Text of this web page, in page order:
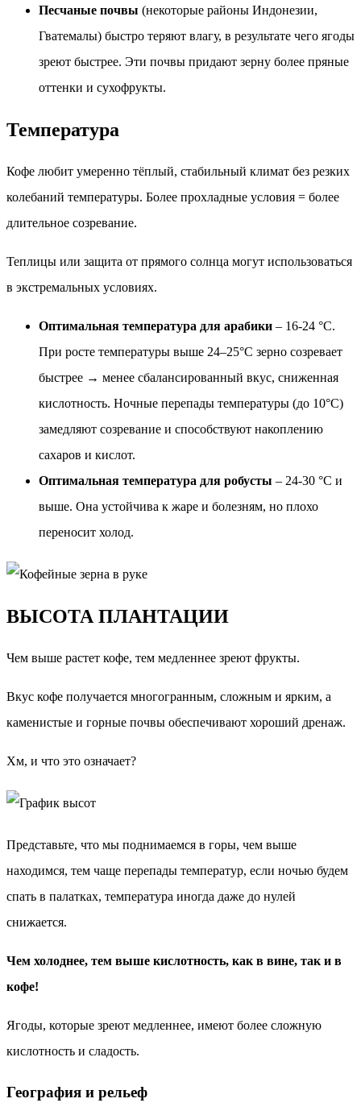
Песчаные почвы (некоторые районы Индонезии,
Гватемалы) быстро теряют влагу, в результате чего ягоды
зреют быстрее. Эти почвы придают зерну более пряные
оттенки и сухофрукты.
Температура
Кофе любит умеренно тёплый, стабильный климат без резких
колебаний температуры. Более прохладные условия = более
длительное созревание.
Теплицы или защита от прямого солнца могут использоваться
в экстремальных условиях.
Оптимальная температура для арабики – 16-24 °C.
При росте температуры выше 24–25°C зерно созревает
быстрее → менее сбалансированный вкус, сниженная
кислотность. Ночные перепады температуры (до 10°C)
замедляют созревание и способствуют накоплению
сахаров и кислот.
Оптимальная температура для робусты – 24-30 °C и
выше. Она устойчива к жаре и болезням, но плохо
переносит холод.
ВЫСОТА ПЛАНТАЦИИ
Чем выше растет кофе, тем медленнее зреют фрукты.
Вкус кофе получается многогранным, сложным и ярким, а
каменистые и горные почвы обеспечивают хороший дренаж.
Хм, и что это означает?
Представьте, что мы поднимаемся в горы, чем выше
находимся, тем чаще перепады температур, если ночью будем
спать в палатках, температура иногда даже до нулей
снижается.
Чем холоднее, тем выше кислотность, как в вине, так и в
кофе!
Ягоды, которые зреют медленнее, имеют более сложную
кислотность и сладость.
География и рельеф